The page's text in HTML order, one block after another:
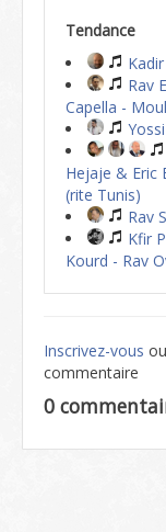
Tendance
Rav
Capella -
Hejaje & Eric
(rite Tunis)
Rav
Kfir
Kourd - Rav
Inscrivez-vous ou
commentaire
0